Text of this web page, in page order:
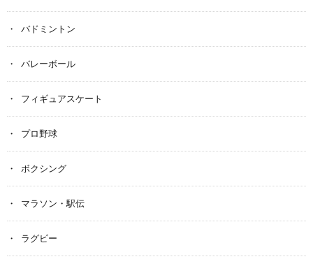
バドミントン
バレーボール
フィギュアスケート
プロ野球
ボクシング
マラソン・駅伝
ラグビー